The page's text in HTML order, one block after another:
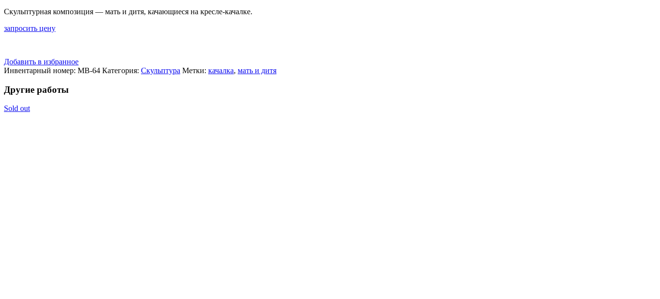
Скульптурная композиция — мать и дитя, качающиеся на кресле-­качалке.
запросить цену
Добавить в избранное
Инвентарный номер: МВ-64 Категория: Скульптура Метки: качалка, мать и дитя
Другие работы
Sold out